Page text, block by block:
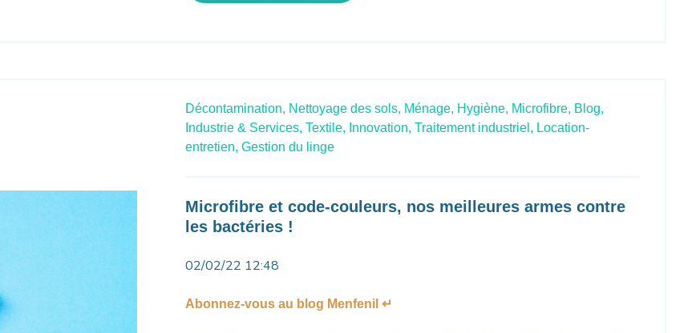
Décontamination, Nettoyage des sols, Ménage, Hygiène, Microfibre, Blog,
Industrie & Services, Textile, Innovation, Traitement industriel, Location-
entretien, Gestion du linge
Microfibre et code-couleurs, nos meilleures armes contre
les bactéries !
02/02/22 12:48
Abonnez-vous au blog Menfenil ↵